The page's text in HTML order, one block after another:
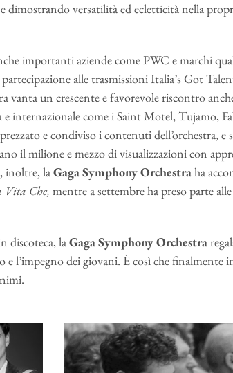
dimostrando versatilità ed ecletticità nella
importanti aziende come PWC e marchi
alle trasmissioni Italia’s Got
un crescente e favorevole riscontro
internazionale come i Saint Motel, Tujamo,
e condiviso i contenuti dell’orchestra, e
il milione e mezzo di visualizzazioni con
inoltre, laGaga Symphony Orchestraha
Che, mentre a settembre ha preso parte
discoteca, laGaga Symphony Orchestra
e l’impegno deigiovani. È così che finalmente